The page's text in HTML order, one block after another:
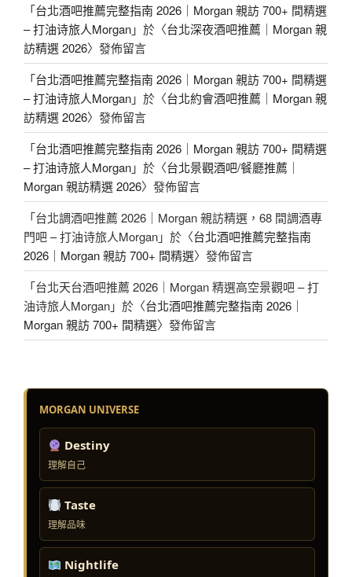
「台北酒吧推薦完整指南 2026｜Morgan 親訪 700+ 間精選
– 打油诗旅人Morgan」於〈台北深夜酒吧推薦｜Morgan 親
訪精選 2026〉發佈留言
「台北酒吧推薦完整指南 2026｜Morgan 親訪 700+ 間精選
– 打油诗旅人Morgan」於〈台北約會酒吧推薦｜Morgan 親
訪精選 2026〉發佈留言
「台北酒吧推薦完整指南 2026｜Morgan 親訪 700+ 間精選
– 打油诗旅人Morgan」於〈台北景觀酒吧/餐廳推薦｜
Morgan 親訪精選 2026〉發佈留言
「台北調酒吧推薦 2026｜Morgan 親訪精選，68 間調酒專
門吧 – 打油诗旅人Morgan」於〈台北酒吧推薦完整指南
2026｜Morgan 親訪 700+ 間精選〉發佈留言
「台北天台酒吧推薦 2026｜Morgan 精選高空景觀吧 – 打
油诗旅人Morgan」於〈台北酒吧推薦完整指南 2026｜
Morgan 親訪 700+ 間精選〉發佈留言
MORGAN UNIVERSE
Destiny
理解自己
Taste
理解品味
Nightlife